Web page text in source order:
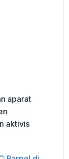
aparat
aktivis